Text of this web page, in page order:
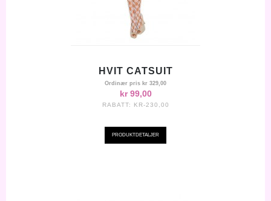
HVIT CATSUIT
Ordinær pris kr 329,00
kr 99,00
RABATT: KR-230,00
PRODUKTDETALJER